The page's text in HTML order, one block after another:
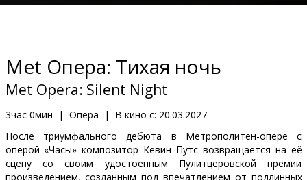
Клуб
Met Опера: Тихая ночь
Met Opera: Silent Night
3час 0мин | Опера | В кино с: 20.03.2027
После триумфального дебюта в Метрополитен-опере с
оперой «Часы» композитор Кевин Путс возвращается на её
сцену со своим удостоенным Пулитцеровской премии
произведением, созданным под впечатлением от подлинных